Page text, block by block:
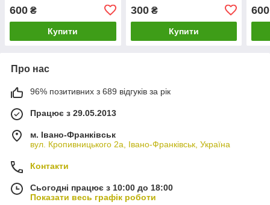
600 ₴
Купити
300₴
Купити
600
Про нас
96% позитивних з 689 відгуків за рік
Працює з 29.05.2013
м. Івано-Франківськ
вул. Кропивницького 2а, Івано-Франківськ, Україна
Контакти
Сьогодні працює з 10:00 до 18:00
Показати весь графік роботи